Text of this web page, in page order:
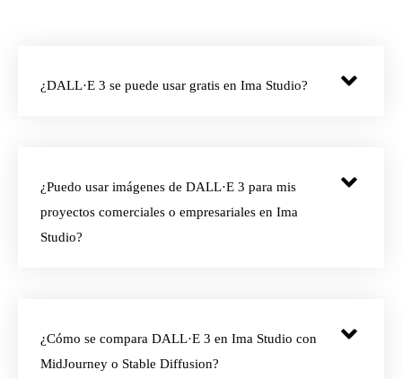
¿DALL·E 3 se puede usar gratis en Ima Studio?
¿Puedo usar imágenes de DALL·E 3 para mis
proyectos comerciales o empresariales en Ima
Studio?
¿Cómo se compara DALL·E 3 en Ima Studio con
MidJourney o Stable Diffusion?